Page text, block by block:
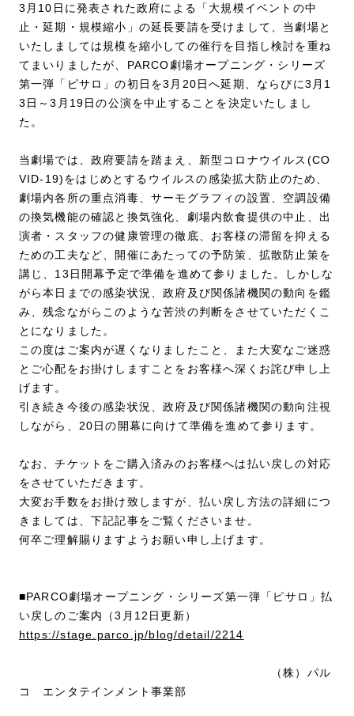
3月10日に発表された政府による「大規模イベントの中
止・延期・規模縮小」の延長要請を受けまして、当劇場と
いたしましては規模を縮小しての催行を目指し検討を重ね
てまいりましたが、PARCO劇場オープニング・シリーズ
第一弾「ピサロ」の初日を3月20日へ延期、ならびに3月1
3日～3月19日の公演を中止することを決定いたしまし
た。
当劇場では、政府要請を踏まえ、新型コロナウイルス(CO
VID-19)をはじめとするウイルスの感染拡大防止のため、
劇場内各所の重点消毒、サーモグラフィの設置、空調設備
の換気機能の確認と換気強化、劇場内飲食提供の中止、出
演者・スタッフの健康管理の徹底、お客様の滞留を抑える
ための工夫など、開催にあたっての予防策、拡散防止策を
講じ、13日開幕予定で準備を進めて参りました。しかしな
がら本日までの感染状況、政府及び関係諸機関の動向を鑑
み、残念ながらこのような苦渋の判断をさせていただくこ
とになりました。
この度はご案内が遅くなりましたこと、また大変なご迷惑
とご心配をお掛けしますことをお客様へ深くお詫び申し上
げます。
引き続き今後の感染状況、政府及び関係諸機関の動向注視
しながら、20日の開幕に向けて準備を進めて参ります。
なお、チケットをご購入済みのお客様へは払い戻しの対応
をさせていただきます。
大変お手数をお掛け致しますが、払い戻し方法の詳細につ
きましては、下記記事をご覧くださいませ。
何卒ご理解賜りますようお願い申し上げます。
■PARCO劇場オープニング・シリーズ第一弾「ピサロ」払
い戻しのご案内（3月12日更新）
https://stage.parco.jp/blog/detail/2214
（株）パル
コ エンタテインメント事業部